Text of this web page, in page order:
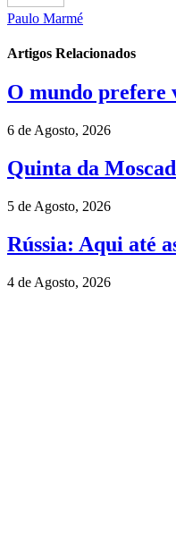
Paulo Marmé
Artigos Relacionados
O mundo prefere
6 de Agosto, 2026
Quinta da
5 de Agosto, 2026
Rússia: Aqui até
4 de Agosto, 2026